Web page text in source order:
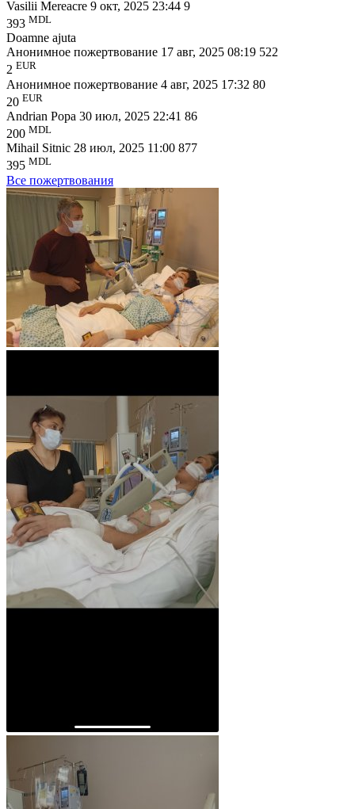
Vasilii Mereacre 9 окт, 2025 23:44 9
393 MDL
Doamne ajuta
Анонимное пожертвование 17 авг, 2025 08:19 522
2 EUR
Анонимное пожертвование 4 авг, 2025 17:32 80
20 EUR
Andrian Popa 30 июл, 2025 22:41 86
200 MDL
Mihail Sitnic 28 июл, 2025 11:00 877
395 MDL
Bсе пожертвования